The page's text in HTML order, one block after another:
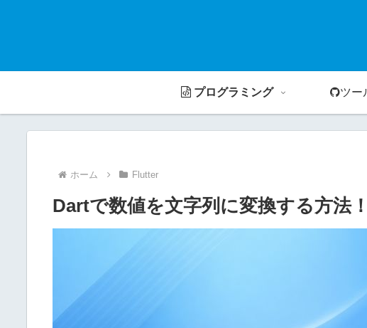
プログラミング ツー
ホーム Flutter
Dartで数値を文字列に変換する方法